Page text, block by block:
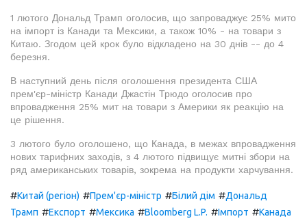
1 лютого Дональд Трамп оголосив, що запроваджує 25% мито
на імпорт із Канади та Мексики, а також 10% - на товари з
Китаю. Згодом цей крок було відкладено на 30 днів -- до 4
березня.
В наступний день після оголошення президента США
прем'єр-міністр Канади Джастін Трюдо оголосив про
впровадження 25% мит на товари з Америки як реакцію на
це рішення.
3 лютого було оголошено, що Канада, в межах впровадження
нових тарифних заходів, з 4 лютого підвищує митні збори на
ряд американських товарів, зокрема на продукти харчування.
#Китай (регіон) #Прем'єр-міністр #Білий дім #Дональд
Трамп #Експорт #Мексика #Bloomberg L.P. #Імпорт #Канада